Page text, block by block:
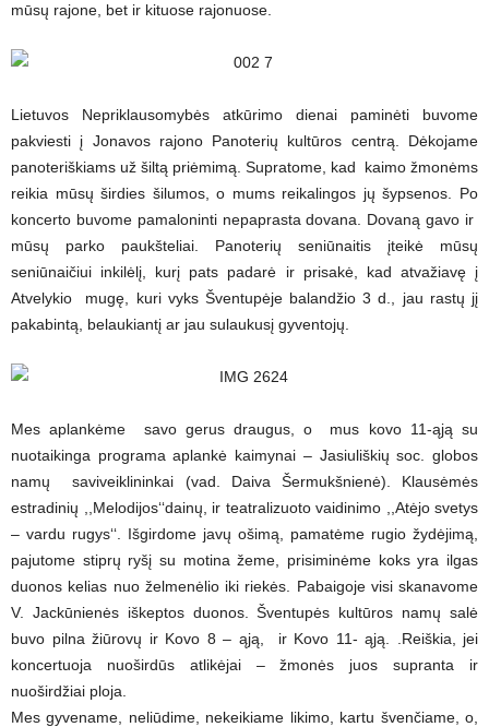
mūsų rajone, bet ir kituose rajonuose.
Lietuvos Nepriklausomybės atkūrimo dienai paminėti buvome
pakviesti į Jonavos rajono Panoterių kultūros centrą. Dėkojame
panoteriškiams už šiltą priėmimą. Supratome, kad kaimo žmonėms
reikia mūsų širdies šilumos, o mums reikalingos jų šypsenos. Po
koncerto buvome pamaloninti nepaprasta dovana. Dovaną gavo ir
mūsų parko paukšteliai. Panoterių seniūnaitis įteikė mūsų
seniūnaičiui inkilėlį, kurį pats padarė ir prisakė, kad atvažiavę į
Atvelykio mugę, kuri vyks Šventupėje balandžio 3 d., jau rastų jį
pakabintą, belaukiantį ar jau sulaukusį gyventojų.
Mes aplankėme savo gerus draugus, o mus kovo 11-ąją su
nuotaikinga programa aplankė kaimynai – Jasiuliškių soc. globos
namų saviveiklininkai (vad. Daiva Šermukšnienė). Klausėmės
estradinių ,,Melodijos‘‘dainų, ir teatralizuoto vaidinimo ,,Atėjo svetys
– vardu rugys‘‘. Išgirdome javų ošimą, pamatėme rugio žydėjimą,
pajutome stiprų ryšį su motina žeme, prisiminėme koks yra ilgas
duonos kelias nuo želmenėlio iki riekės. Pabaigoje visi skanavome
V. Jackūnienės iškeptos duonos. Šventupės kultūros namų salė
buvo pilna žiūrovų ir Kovo 8 – ąją, ir Kovo 11- ąją. .Reiškia, jei
koncertuoja nuoširdūs atlikėjai – žmonės juos supranta ir
nuoširdžiai ploja.
Mes gyvename, neliūdime, nekeikiame likimo, kartu švenčiame, o,